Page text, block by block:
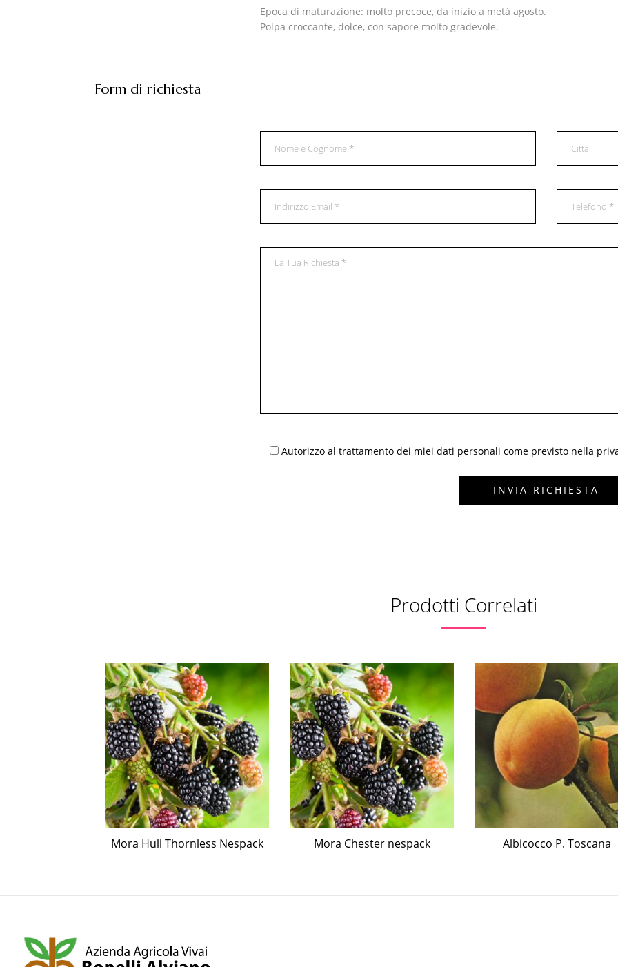
Epoca di maturazione: molto precoce, da inizio a metà agosto.
Polpa croccante, dolce, con sapore molto gradevole.
Form di richiesta
Autorizzo al trattamento dei miei dati personali come previsto nella
Prodotti Correlati
Mora Hull Thornless Nespack Mora Chester nespack Albicocco P. Toscana